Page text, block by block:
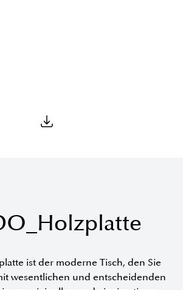
ist der moderne Tisch, den Sie
wesentlichen und entscheidenden